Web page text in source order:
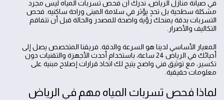
في صيانة منازل الرياض، ندرك أن فحص تسربات المياه ليس مجرد
مشكلة سطحية بل تحدٍ يؤثر في سلامة المبنى وراحة ساكنيه. فحص
التسربات بدقة يمنحك رؤية واضحة للمصدر والحالة قبل أن تتفاقم
التكاليف والأضرار.
المعيار الأساسي لدينا هو السرعة والدقة. فريقنا المتخصص يصل إلى
أحيائك في الرياض 24 ساعة، باستخدام أحدث الأجهزة والتقنيات دون
تكسير، مع توثيق فني واضح يتيح لك اتخاذ قرارات إصلاح مبنية على
معلومات حقيقية.
لماذا فحص تسربات المياه مهم في الرياض